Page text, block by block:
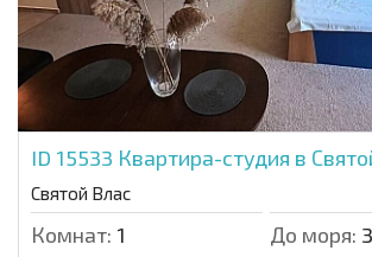
ID 15533 Квартира-студия в
Святой Влас
Комнат: 1 До моря: